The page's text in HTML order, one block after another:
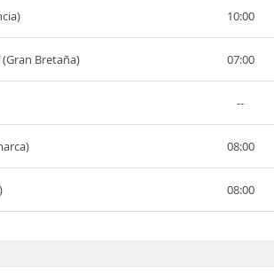
10:00
Bretaña) 07:00
--
08:00
08:00